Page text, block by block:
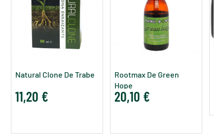
Natural Clone De Trabe
11,20 €
Rootmax De Green
Hope
20,10 €